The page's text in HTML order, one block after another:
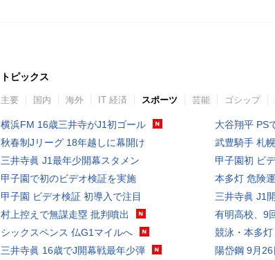
トピックス
主要 国内 海外 IT 経済 スポーツ 芸能 ゴシップ
横浜FM 16歳三井寺がJ1初ゴール
秋春制Jリーグ 18年越しに幕開け
三井寺眞 J1最年少開幕スタメン
甲子園で初のビデオ検証を実施
甲子園 ビデオ検証 初導入で注目
村上控えで無謀走塁 批判噴出
シックスペンス 仏G1マイルへ
三井寺眞 16歳でJ開幕戦最年少弾
大谷翔平 PS
武豊騎手 札
甲子園初 ビ
本多灯 危険
三井寺眞 J1
有明高校、9
競泳・本多
陽岱鋼 9月